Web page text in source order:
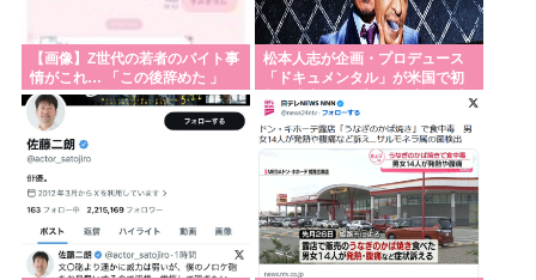
倍さん「馬鹿みたいな暦だな」
日教組「同志社国が責めを負うのは当然」(※同志社
国際は全教組） 日教組はバランスいいと自画自賛も
国家情報局 英国のロングボトム大使が訪問
何で日本人は「聖」と「性」を同じ発音にしたの？
GACKTや小沢仁志の「セリフが聞き取れない」 日本
語作品を字幕で見る人が増えている背景… 聴力低下
が原因ではない？
【画像】Z世代の若者のバイト事
情がこれ… 「この後辞めた 」
松本人志が企画・プロデュース
「ドキュメンタル」が米国で初
制作決定 シンプルな設定に国境
超えた支持